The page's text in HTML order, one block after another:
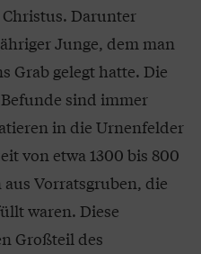
Darunter
Junge, dem man
Grab gelegt hatte. Die
sind immer
in die Urnenfelder
von etwa 1300 bis 800
Vorratsgruben, die
waren. Diese
Großteil des